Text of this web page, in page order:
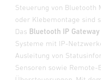
Steuerung von Bluetooth
oder Klebemontage sind
Das Bluetooth IP Gateway
Systeme mit IP-
Ausleitung von
Sensoren sowie Remote-